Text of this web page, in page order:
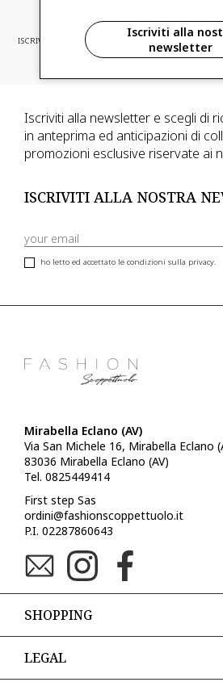
ISCRIVITI ED ACCEDI A PROMOZIONI
RISERVATE
Iscriviti alla newsletter e scegli di
in anteprima ed anticipazioni di
promozioni esclusive riservate ai
ISCRIVITI ALLA NOSTRA
ho letto ed accettato le condizioni sulla privacy.
Mirabella Eclano (AV)
Via San Michele 16, Mirabella Eclano
83036 Mirabella Eclano (AV)
Tel. 0825449414
First step Sas
ordini@fashionscoppettuolo.it
P.I. 02287860643
SHOPPING
LEGAL
Iscriviti alla
newsletter